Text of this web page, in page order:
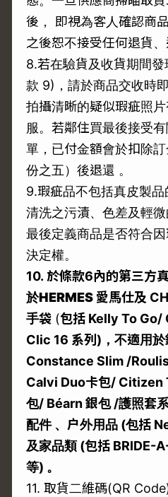
後， 即視為客人確認商
之後恕不接受任何退貨、
8.若在驗貨及收貨期間
款 9)，請於商品交收時
拍攝清晰的疑似瑕疵照
服。若鄰住買最後接受
單，已付金額會於扣除
份之五）後退還 。
9.瑕疵品不包括真皮製
清洗之污漬、色差及輕
最後定義商品是否符合
決定權。
10. 於條款6內的第三方
於HERMES 愛馬仕及
手袋 (包括 Kelly To
Clic 16 系列) ，不適用
Constance Slim/
Calvi Duo卡包/ Citizen
包/ Béarn銀包 /護照套
配件、户外用品 (包括
及家品類 (包括 BRIDE-
等) 。
11. 取貨二維碼(QR